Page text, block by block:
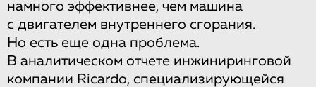
намного эффективнее, чем машина
с двигателем внутреннего сгорания.
Но есть еще одна проблема.
В аналитическом отчете инжиниринговой
компании Ricardo, специализирующейся